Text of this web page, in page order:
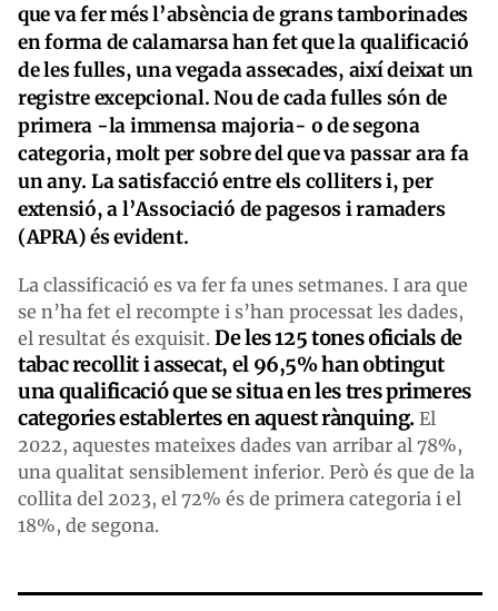
que va fer més l’absència de grans tamborinades
en forma de calamarsa han fet que la qualificació
de les fulles, una vegada assecades, així deixat un
registre excepcional. Nou de cada fulles són de
primera -la immensa majoria- o de segona
categoria, molt per sobre del que va passar ara fa
un any. La satisfacció entre els colliters i, per
extensió, a l’Associació de pagesos i ramaders
(APRA) és evident.
La classificació es va fer fa unes setmanes. I ara que
se n’ha fet el recompte i s’han processat les dades,
el resultat és exquisit. De les 125 tones oficials de
tabac recollit i assecat, el 96,5% han obtingut
una qualificació que se situa en les tres primeres
categories establertes en aquest rànquing.El
2022, aquestes mateixes dades van arribar al 78%,
una qualitat sensiblement inferior. Però és que de la
collita del 2023, el 72% és de primera categoria i el
18%, de segona.